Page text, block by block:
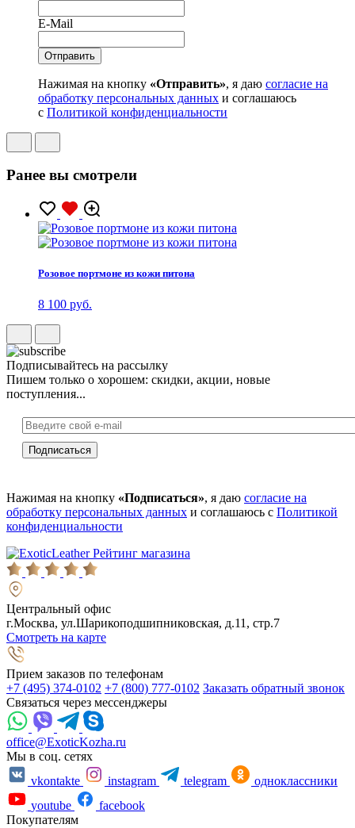
E-Mail
Нажимая на кнопку «Отправить», я даю согласие на
обработку персональных данных и соглашаюсь
с Политикой конфиденциальности
Ранее вы смотрели
Розовое портмоне из кожи питона
8 100 руб.
Подписывайтесь на рассылку
Пишем только о хорошем: скидки, акции, новые
поступления...
Нажимая на кнопку «Подписаться», я даю согласие на
обработку персональных данных и соглашаюсь с Политикой
конфиденциальности
Рейтинг магазина
Центральный офис
г.Москва, ул.Шарикоподшипниковская, д.11, стр.7
Смотреть на карте
Прием заказов по телефонам
+7 (495) 374-0102 +7 (800) 777-0102 Заказать обратный звонок
Связаться через мессенджеры
office@ExoticKozha.ru
Мы в соц. сетях
vkontakte
instagram telegram
одноклассники
youtube
facebook
Покупателям